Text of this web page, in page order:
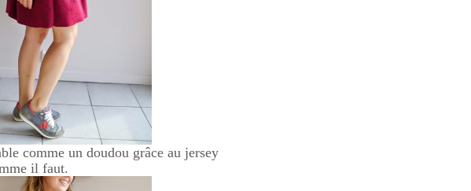
comme un doudou grâce au jersey
il faut.